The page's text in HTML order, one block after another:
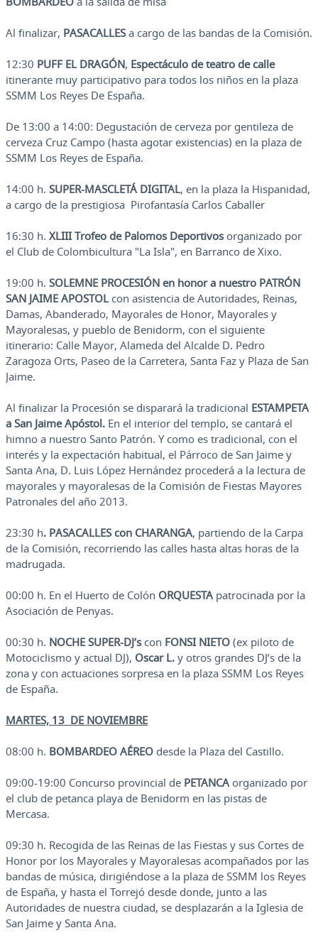
Al finalizar, PASACALLES a cargo de las bandas de la Comisión.
12:30 PUFF EL DRAGÓN, Espectáculo de teatro de calle
itinerante muy participativo para todos los niños en la plaza
SSMM Los Reyes De España.
De 13:00 a 14:00: Degustación de cerveza por gentileza de
cerveza Cruz Campo (hasta agotar existencias) en la plaza de
SSMM Los Reyes de España.
14:00 h. SUPER-MASCLETÁ DIGITAL, en la plaza la Hispanidad,
a cargo de la prestigiosa Pirofantasía Carlos Caballer
16:30 h. XLIII Trofeo de Palomos Deportivos organizado por
el Club de Colombicultura "La Isla", en Barranco de Xixo.
19:00 h. SOLEMNE PROCESIÓN en honor a nuestro PATRÓN
SAN JAIME APOSTOL con asistencia de Autoridades, Reinas,
Damas, Abanderado, Mayorales de Honor, Mayorales y
Mayoralesas, y pueblo de Benidorm, con el siguiente
itinerario: Calle Mayor, Alameda del Alcalde D. Pedro
Zaragoza Orts, Paseo de la Carretera, Santa Faz y Plaza de San
Jaime.
Al finalizar la Procesión se disparará la tradicional ESTAMPETA
a San Jaime Apóstol. En el interior del templo, se cantará el
himno a nuestro Santo Patrón. Y como es tradicional, con el
interés y la expectación habitual, el Párroco de San Jaime y
Santa Ana, D. Luis López Hernández procederá a la lectura de
mayorales y mayoralesas de la Comisión de Fiestas Mayores
Patronales del año 2013.
23:30 h. PASACALLES con CHARANGA, partiendo de la Carpa
de la Comisión, recorriendo las calles hasta altas horas de la
madrugada.
00:00 h. En el Huerto de Colón ORQUESTApatrocinada por la
Asociación de Penyas.
00:30 h. NOCHE SUPER-DJ’s con FONSI NIETO (ex piloto de
Motociclismo y actual DJ), Oscar L. y otros grandes DJ’s de la
zona y con actuaciones sorpresa en la plaza SSMM Los Reyes
de España.
MARTES, 13 DE NOVIEMBRE
08:00 h. BOMBARDEO AÉREO desde la Plaza del Castillo.
09:00-19:00 Concurso provincial de PETANCAorganizado por
el club de petanca playa de Benidorm en las pistas de
Mercasa.
09:30 h. Recogida de las Reinas de las Fiestas y sus Cortes de
Honor por los Mayorales y Mayoralesas acompañados por las
bandas de música, dirigiéndose a la plaza de SSMM los Reyes
de España, y hasta el Torrejó desde donde, junto a las
Autoridades de nuestra ciudad, se desplazarán a la Iglesia de
San Jaime y Santa Ana.